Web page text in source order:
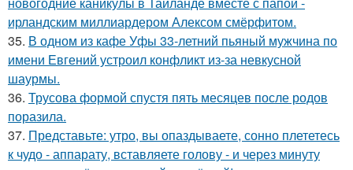
ирландским миллиардером Алексом смёрфитом.
35. В одном из кафе Уфы 33-летний пьяный мужчина по
имени Евгений устроил конфликт из-за невкусной
шаурмы.
36. Трусова формой спустя пять месяцев после родов
поразила.
37. Представьте: утро, вы опаздываете, сонно плететесь
к чудо - аппарату, вставляете голову - и через минуту